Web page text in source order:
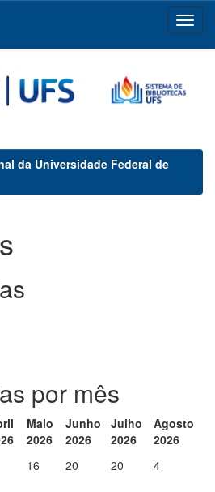
da Universidade Federal de
por mês
Maio
2026
Junho
2026
Julho
2026
Agosto
2026
16 20 20 4